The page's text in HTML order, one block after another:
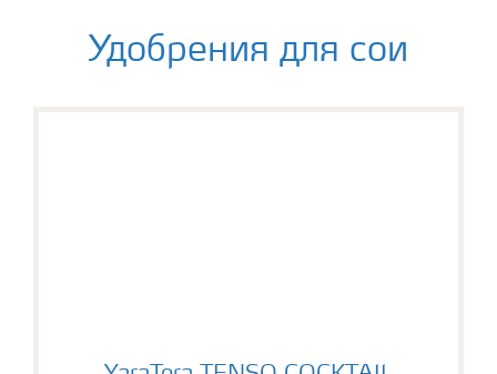
Удобрения для сои
YaraTera TENSO COCKTAIL